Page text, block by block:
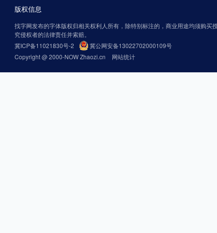
版权信息
找字网发布的字体版权归相关权利人所有，除特别标注的，商业用途均须购买
究侵权者的法律责任并索赔。
冀ICP备11021830号-2
冀公网安备13022702000109号
Copyright @ 2000-NOW Zhaozi.cn
网站统计